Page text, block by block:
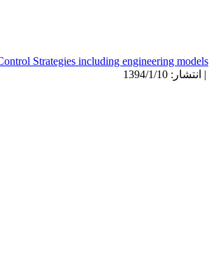
Strategies including engineering models